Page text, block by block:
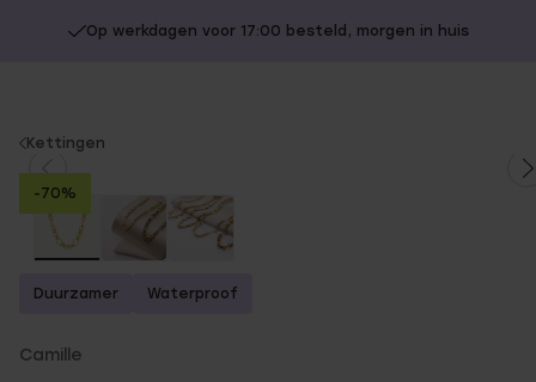
Op werkdagen voor 17:00 besteld, morgen in huis
You
are
here:
Kettingen
-70%
Duurzamer Waterproof
Camille